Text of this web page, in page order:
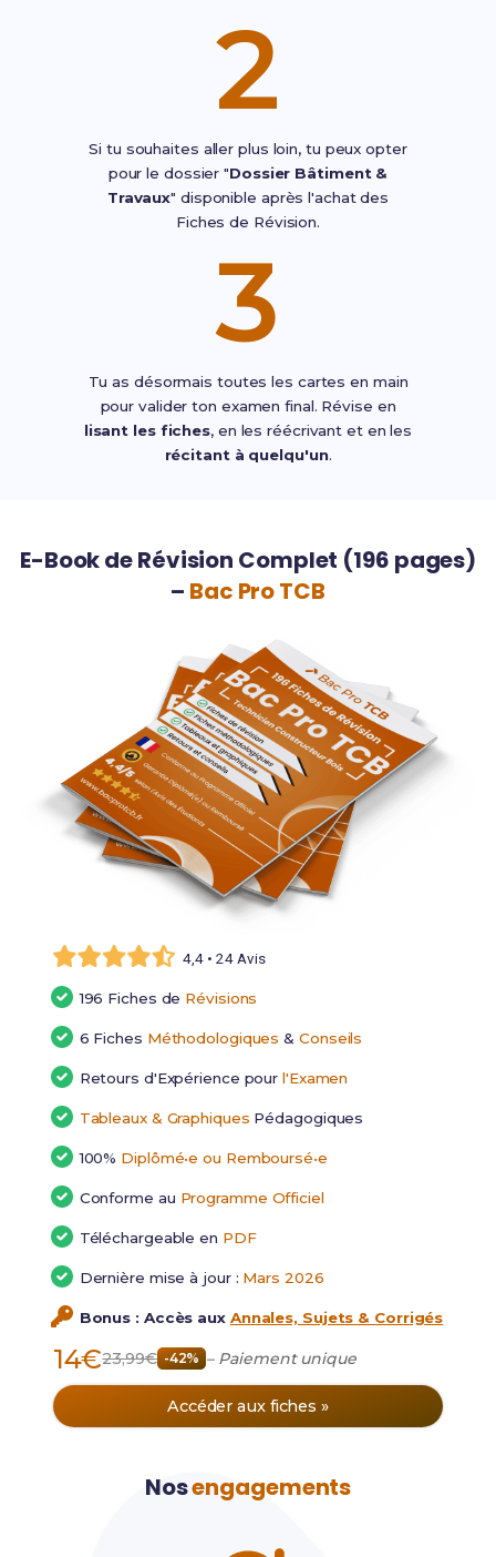
2
Si tu souhaites aller plus loin, tu peux opter
pour le dossier "Dossier Bâtiment &
Travaux" disponible après l'achat des
Fiches de Révision.
3
Tu as désormais toutes les cartes en main
pour valider ton examen final. Révise en
lisant les fiches, en les réécrivant et en les
récitant à quelqu'un.
E-Book de Révision Complet (196 pages)
– Bac Pro TCB
4,4 • 24 Avis
196 Fiches de Révisions
6 Fiches Méthodologiques &Conseils
Retours d'Expérience pourl'Examen
Tableaux & Graphiques Pédagogiques
100% Diplômé•e ou Remboursé•e
Conforme au Programme Officiel
Téléchargeable en PDF
Dernière mise à jour : Mars 2026
Bonus : Accès aux Annales, Sujets & Corrigés
14€23,99€ -42% – Paiement unique
Accéder aux fiches »
Nosengagements